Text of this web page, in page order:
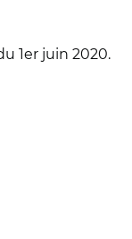
1er juin 2020.